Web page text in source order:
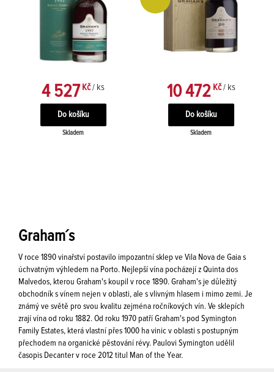
4 527Kč / ks
Skladem
10 472 Kč / ks
Skladem
Graham´s
V roce 1890 vinařství postavilo impozantní sklep ve Vila Nova de Gaia s
úchvatným výhledem na Porto. Nejlepší vína pocházejí z Quinta dos
Malvedos, kterou Graham's koupil v roce 1890. Graham's je důležitý
obchodník s vínem nejen v oblasti, ale s vlivným hlasem i mimo zemi. Je
známý ve světě pro svou kvalitu zejména ročníkových vín. Ve sklepích
zrají vína od roku 1882. Od roku 1970 patří Graham's pod Symington
Family Estates, která vlastní přes 1000 ha vinic v oblasti s postupným
přechodem na organické pěstování révy. Paulovi Symington udělil
časopis Decanter v roce 2012 titul Man of the Year.